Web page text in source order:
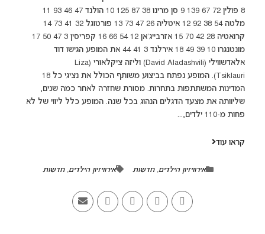
8 פולין 72 67 139 9 סן מרינו 38 87 125 10 הולנד 47 46 93 11
מלטה 54 38 92 12 איטליה 26 47 73 13 פורטוגל 32 41 73 14
קרואטיה 28 42 70 15 אזרבייג'אן 12 54 66 16 קפריסין 3 47 50 17
מונטנגרו 10 39 49 18 אירלנד 3 41 44 את המופע הגישו דוד
אלאדשווילי (David Aladashvili) וליזה ציקלאורי (Liza
Tsiklauri). המופע נפתח בביצוע משותף הכולל את נציגי כל 18
המדינות המשתתפות בתחרות. מסורת שחזרה לאחר כמה שנים,
שליוותה את מצעד הדגלים הנהוג בכל שנה. המופע כלל ליווי של לא
פחות מ-110 ילדים,...
קראו עוד
אירוויזיון הילדים,חדשות אירוויזיון הילדים,חדשות